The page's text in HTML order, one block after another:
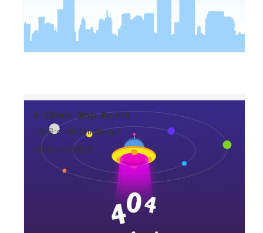
4~18mm 3mp dc-iris
>型号:c-d0418ir(3mp)-2
>获取:pdf规格书